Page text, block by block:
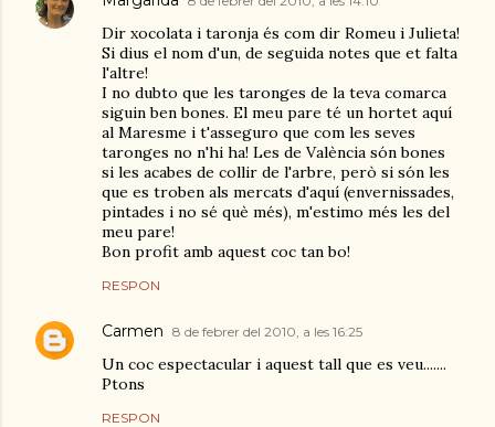
Dir xocolata i taronja és com dir Romeu i Julieta!
Si dius el nom d'un, de seguida notes que et falta
l'altre!
I no dubto que les taronges de la teva comarca
siguin ben bones. El meu pare té un hortet aquí
al Maresme i t'asseguro que com les seves
taronges no n'hi ha! Les de València són bones
si les acabes de collir de l'arbre, però si són les
que es troben als mercats d'aquí (envernissades,
pintades i no sé què més), m'estimo més les del
meu pare!
Bon profit amb aquest coc tan bo!
RESPON
Carmen 8 de febrer del 2010, a les 16:25
Un coc espectacular i aquest tall que es veu.......
Ptons
RESPON